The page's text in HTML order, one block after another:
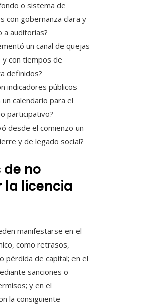
o sistema de
con gobernanza clara y
a auditorías?
un canal de quejas
y con tiempos de
definidos?
indicadores públicos
calendario para el
participativo?
desde el comienzo un
y de legado social?
de no
la licencia
manifestarse en el
como retrasos,
pérdida de capital; en el
sanciones o
y en el
la consiguiente